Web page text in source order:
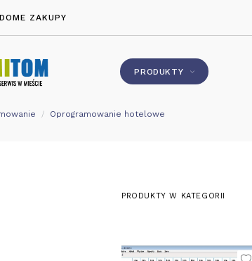
ZAKUPY
PRODUKTY
Oprogramowanie hotelowe
PRODUKTY W KATEGORII